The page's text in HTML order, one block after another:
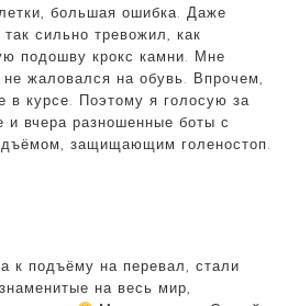
большая ошибка. Даже
сильно тревожил, как
подошву крокс камни. Мне
жаловался на обувь. Впрочем,
в курсе. Поэтому я голосую за
и вчера разношенные боты с
защищающим голеностоп.
к подъёму на перевал, стали
на весь мир,